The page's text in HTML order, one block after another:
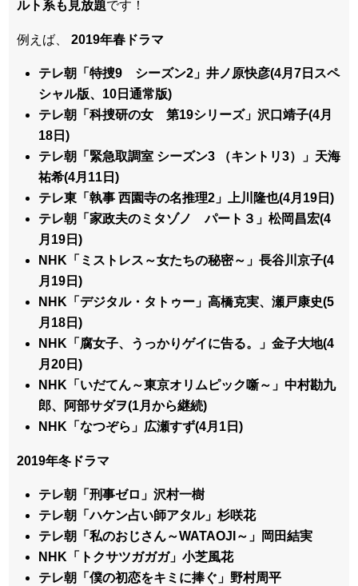
ルト系も見放題です！
例えば、 2019年春ドラマ
テレ朝「特捜9 シーズン2」井ノ原快彦(4月7日スペ
シャル版、10日通常版)
テレ朝「科捜研の女 第19シリーズ」沢口靖子(4月
18日)
テレ朝「緊急取調室 シーズン3 （キントリ3）」天海
祐希(4月11日)
テレ東「執事 西園寺の名推理2」上川隆也(4月19日)
テレ朝「家政夫のミタゾノ パート３」松岡昌宏(4
月19日)
NHK「ミストレス～女たちの秘密～」長谷川京子(4
月19日)
NHK「デジタル・タトゥー」高橋克実、瀬戸康史(5
月18日)
NHK「腐女子、うっかりゲイに告る。」金子大地(4
月20日)
NHK「いだてん～東京オリムピック噺～」中村勘九
郎、阿部サダヲ(1月から継続)
NHK「なつぞら」広瀬すず(4月1日)
2019年冬ドラマ
テレ朝「刑事ゼロ」沢村一樹
テレ朝「ハケン占い師アタル」杉咲花
テレ朝「私のおじさん～WATAOJI～」岡田結実
NHK「トクサツガガガ」小芝風花
テレ朝「僕の初恋をキミに捧ぐ」野村周平